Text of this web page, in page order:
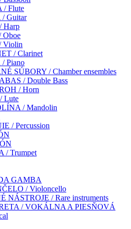
/ Flute
Guitar
Harp
Oboe
Violin
/ Clarinet
Piano
SÚBORY / Chamber ensembles
/ Double Bass
/ Horn
Lute
/ Mandolin
/ Percussion
/ Trumpet
GAMBA
/ Violoncello
NÁSTROJE / Rare instruments
/ VOKÁLNA A PIESŇOVÁ